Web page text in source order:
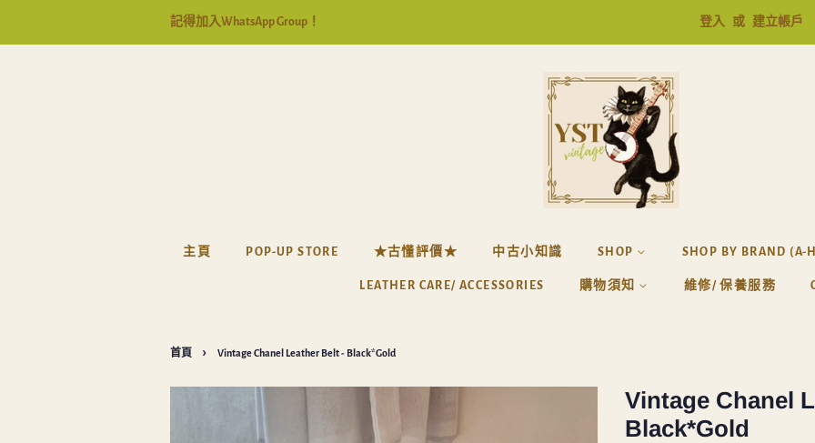
記得加入WhatsApp Group！ 登入 或 建立帳戶
主頁 POP-UP STORE ★古懂評價★ 中古小知識 SHOP SHOP BY BRAND (A-
LEATHER CARE/ ACCESSORIES 購物須知 維修/ 保養服務
首頁 › Vintage Chanel Leather Belt - Black*Gold
Vintage Chanel
Black*Gold